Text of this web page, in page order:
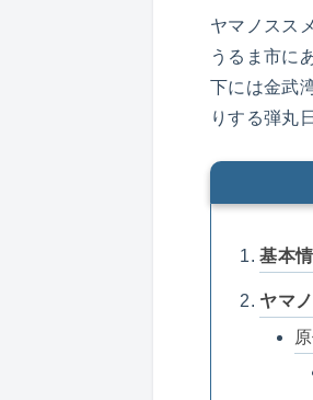
ヤマノスス
うるま市に
下には金武
りする弾丸
基本
ヤマ